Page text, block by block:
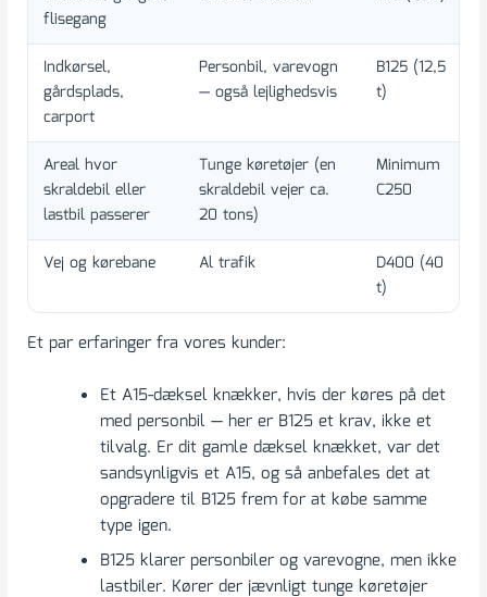
flisegang
Indkørsel,
gårdsplads,
carport
Personbil, varevogn
— også lejlighedsvis
B125 (12,5
t)
Areal hvor
skraldebil eller
lastbil passerer
Tunge køretøjer (en
skraldebil vejer ca.
20 tons)
Minimum
C250
Vej og kørebane
Al trafik
D400 (40
t)
Et par erfaringer fra vores kunder:
Et A15-dæksel knækker, hvis der køres på det
med personbil — her er B125 et krav, ikke et
tilvalg. Er dit gamle dæksel knækket, var det
sandsynligvis et A15, og så anbefales det at
opgradere til B125 frem for at købe samme
type igen.
B125 klarer personbiler og varevogne, men ikke
lastbiler. Kører der jævnligt tunge køretøjer